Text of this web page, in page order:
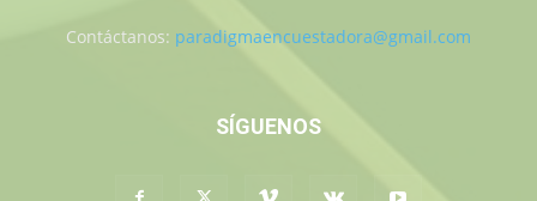
Contáctanos: paradigmaencuestadora@gmail.com
SÍGUENOS